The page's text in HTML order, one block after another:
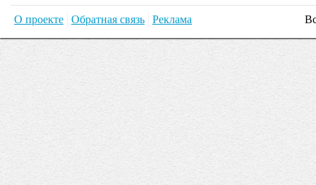
О проекте Обратная связь Реклама